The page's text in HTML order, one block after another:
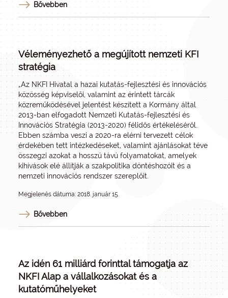
Bővebben
Véleményezhető a megújított nemzeti KFI
stratégia
„Az NKFI Hivatal a hazai kutatás-fejlesztési és innovációs
közösség képviselői, valamint az érintett tárcák
közreműködésével jelentést készített a Kormány által
2013-ban elfogadott Nemzeti Kutatás-fejlesztési és
Innovációs Stratégia (2013-2020) félidős értékeléséről.
Ebben számba veszi a 2020-ra elérni tervezett célok
érdekében tett intézkedéseket, valamint ajánlásokat téve
összegzi azokat a hosszú távú folyamatokat, amelyek
kihívások elé állítják a szakpolitika döntéshozóit és a
nemzeti innovációs rendszer szereplőit.
Megjelenés dátuma: 2018. január 15.
Bővebben
Az idén 61 milliárd forinttal támogatja az
NKFI Alap a vállalkozásokat és a
kutatóműhelyeket